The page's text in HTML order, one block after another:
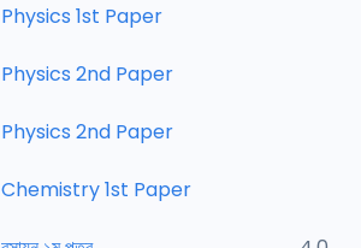
Physics 1st Paper
Physics 2nd Paper
Physics 2nd Paper
Chemistry 1st Paper